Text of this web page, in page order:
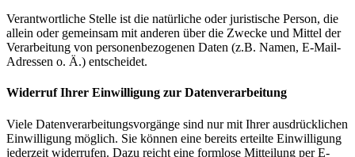
Verantwortliche Stelle ist die natürliche oder juristische Person, die
allein oder gemeinsam mit anderen über die Zwecke und Mittel der
Verarbeitung von personenbezogenen Daten (z.B. Namen, E-Mail-
Adressen o. Ä.) entscheidet.
Widerruf Ihrer Einwilligung zur Datenverarbeitung
Viele Datenverarbeitungsvorgänge sind nur mit Ihrer ausdrücklichen
Einwilligung möglich. Sie können eine bereits erteilte Einwilligung
jederzeit widerrufen. Dazu reicht eine formlose Mitteilung per E-